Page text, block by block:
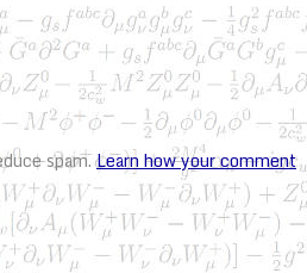
spam.Learn how your comment